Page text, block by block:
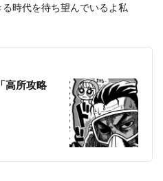
時代を待ち望んでいるよ私
高所攻略